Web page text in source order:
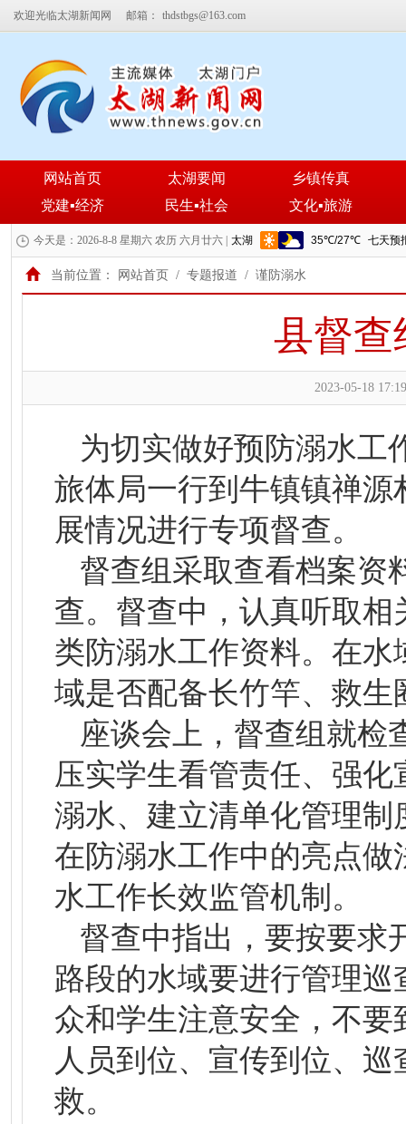
欢迎光临太湖新闻网 邮箱： thdstbgs@163.com
网站首页 太湖要闻
乡镇传真
党建▪经济
民生▪社会 文化▪旅游
今天是：2026-8-8 星期六 农历 六月廿六 |
当前位置： 网站首页 / 专题报道 / 谨防溺水
县督查
2023-05-18
为切实做好预防溺水工
旅体局一行到牛镇镇禅
展情况进行专项督查。
督查组采取查看档案资
查。督查中，认真听取
类防溺水工作资料。在
域是否配备长竹竿、救生
座谈会上，督查组就检
压实学生看管责任、强
溺水、建立清单化管理
在防溺水工作中的亮点
水工作长效监管机制。
督查中指出，要按要求
路段的水域要进行管理
众和学生注意安全，不
人员到位、宣传到位、
救。